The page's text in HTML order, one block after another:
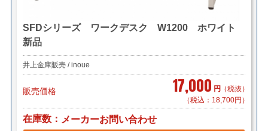
SFDシリーズ ワークデスク W1200 ホワイト
新品
井上金庫販売 / inoue
販売価格 17,000 円 （税抜）
（税込：18,700円）
在庫数 メーカーお問い合わせ